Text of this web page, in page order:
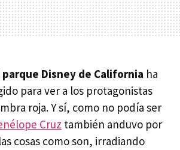
parque Disney de California ha
para ver a los protagonistas
roja. Y sí, como no podía ser
Cruz también anduvo por
cosas como son, irradiando